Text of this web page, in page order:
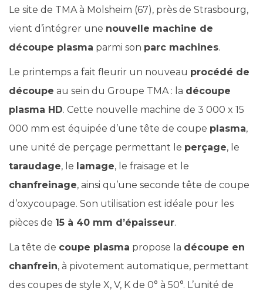
Le site de TMA à Molsheim (67), près de Strasbourg,
vient d’intégrer une nouvelle machine de
découpe plasma parmi son parc machines.
Le printemps a fait fleurir un nouveau procédé de
découpe au sein du Groupe TMA : la découpe
plasma HD. Cette nouvelle machine de 3 000 x 15
000 mm est équipée d’une tête de coupe plasma,
une unité de perçage permettant le perçage, le
taraudage, le lamage, le fraisage et le
chanfreinage, ainsi qu’une seconde tête de coupe
d’oxycoupage. Son utilisation est idéale pour les
pièces de 15 à 40 mm d’épaisseur.
La tête de coupe plasma propose la découpe en
chanfrein, à pivotement automatique, permettant
des coupes de style X, V, K de 0° à 50°. L’unité de